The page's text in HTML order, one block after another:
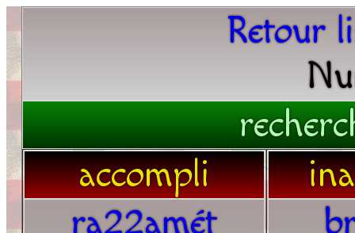
Retour
accompli
ra22amét